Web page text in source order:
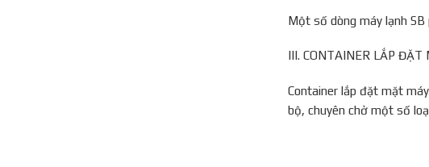
Một số dòng máy lạnh
III. CONTAINER LẮP
Container lắp đặt mặt
bộ, chuyên chở một số